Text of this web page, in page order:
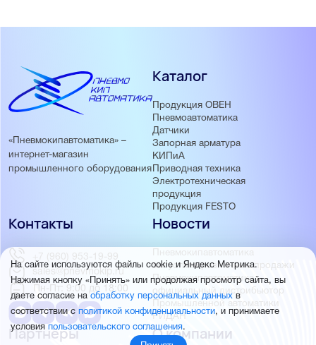
«Пневмокипавтоматика» –
интернет-магазин
промышленного оборудования
Каталог
Продукция ОВЕН
Пневмоавтоматика
Датчики
Запорная арматура
КИПиА
Приводная техника
Электротехническая
продукция
Продукция FESTO
Новости
Пневмокипавтоматика
запустила розничные продажи
Пневмокипавтоматика –
официальный дистрибьютор
Промышленной автоматики
РИДАН
Партнёры О компании
Контакты
+7 (960) 953-19-99
sales@pnevmokip.ru
Пн-Пт: 9:00 до 18:00
На сайте используются файлы cookie и Яндекс Метрика.
Нажимая кнопку «Принять» или продолжая просмотр сайта, вы
даете согласие наобработку персональных данных в
соответствии с политикой конфиденциальности, и принимаете
условия пользовательского соглашения.